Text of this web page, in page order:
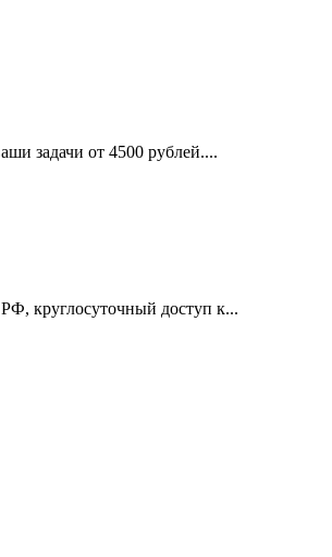
задачи от 4500 рублей....
круглосуточный доступ к...